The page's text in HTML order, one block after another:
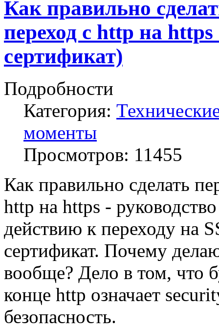
Как правильно
переход с http на https
сертификат)
Подробности
Категория:
моменты
Просмотров: 11455
Как правильно сделать
http на https -
действию к переходу на
сертификат. Почему
вообще? Дело в том, что
конце http означает
безопасность.